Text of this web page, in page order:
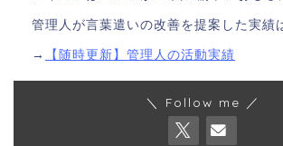
管理人が言葉遣いの改善を提案した実績
→ 【随時更新】管理人の活動実績
＼ Follow me ／